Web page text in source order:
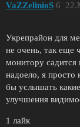
VaZZelinioS 6
Укрепрайон для
не очень, так еще
монитору садится
надоело, я просто
бы услышать
улучшения
1 лайк